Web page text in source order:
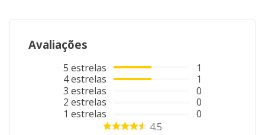
Avaliações
5 estrelas
4estrelas
3 estrelas
2 estrelas
1 estrelas
1
1
0
0
0
4.5